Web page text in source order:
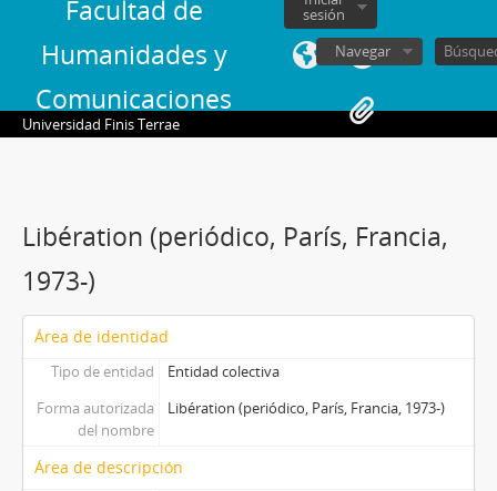
Facultad de
Humanidades y
Comunicaciones
sesión
Navegar
Universidad Finis Terrae
Libération (periódico, París, Francia,
1973-)
Área de identidad
Tipo de entidad
Entidad colectiva
Forma autorizada
del nombre
Libération (periódico, París, Francia, 1973-)
Área de descripción